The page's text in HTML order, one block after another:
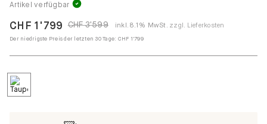
Artikel verfügbar
CHF 3'599
CHF 1'799 inkl. 8.1% MwSt. zzgl. Lieferkosten
Der niedrigste Preis der letzten 30 Tage: CHF 1'799